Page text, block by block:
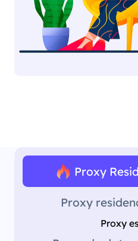
Proxy
Proxy
Proxy